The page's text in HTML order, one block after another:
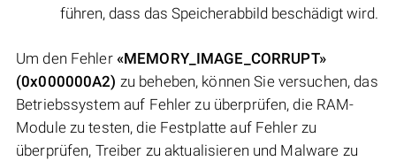
führen, dass das Speicherabbild beschädigt wird.
Um den Fehler «MEMORY_IMAGE_CORRUPT»
(0x000000A2) zu beheben, können Sie versuchen, das
Betriebssystem auf Fehler zu überprüfen, die RAM-
Module zu testen, die Festplatte auf Fehler zu
überprüfen, Treiber zu aktualisieren und Malware zu